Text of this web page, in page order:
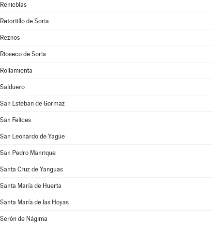
Renieblas
Retortillo de Soria
Reznos
Rioseco de Soria
Rollamienta
Salduero
San Esteban de Gormaz
San Felices
San Leonardo de Yagüe
San Pedro Manrique
Santa Cruz de Yanguas
Santa María de Huerta
Santa María de las Hoyas
Serón de Nágima